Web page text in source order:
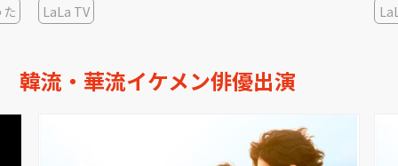
LaLa TV
韓流・華流イケメン俳優出演